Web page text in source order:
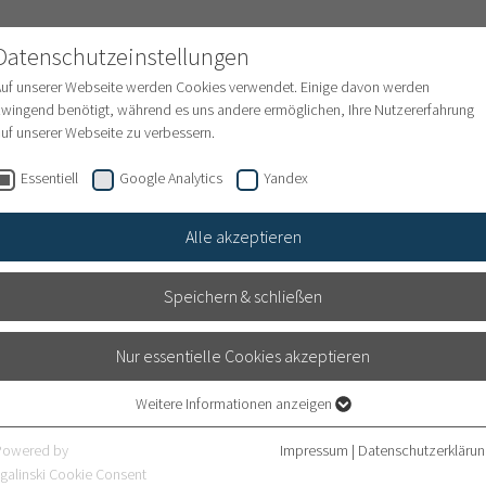
PATIENTS
unserer Webseite werden Cookies verwendet. Einige davon werden
benötigt, während es uns andere ermöglichen, Ihre Nutzererfahrung
unserer Webseite zu verbessern.
Essentiell Google Analytics Yandex
Alle akzeptieren
Speichern & schließen
Nur essentielle Cookies akzeptieren
Essentielle Cookies werden für grundlegende Funktionen der Webseite
benötigt. Dadurch ist gewährleistet, dass die Webseite einwandfrei
Weitere Informationen anzeigen
by
Cookie Consent
Impressum |